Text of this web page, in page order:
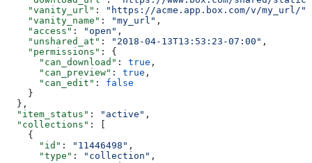
    "vanity_url"
: "https://acme.app.box.com/v/my_url/"
    "vanity_name"
: "my_url" ,
    "access"
: "open" ,
    "unshared_at"
: "2018-04-13T13:53:23-07:00" ,
    "permissions"
: {
      "can_download"
: true ,
      "can_preview"
: true ,
      "can_edit"
: false
    }
  },
  "item_status"
: "active" ,
  "collections"
: [
    {
      "id"
: "11446498" ,
      "type"
: "collection" ,